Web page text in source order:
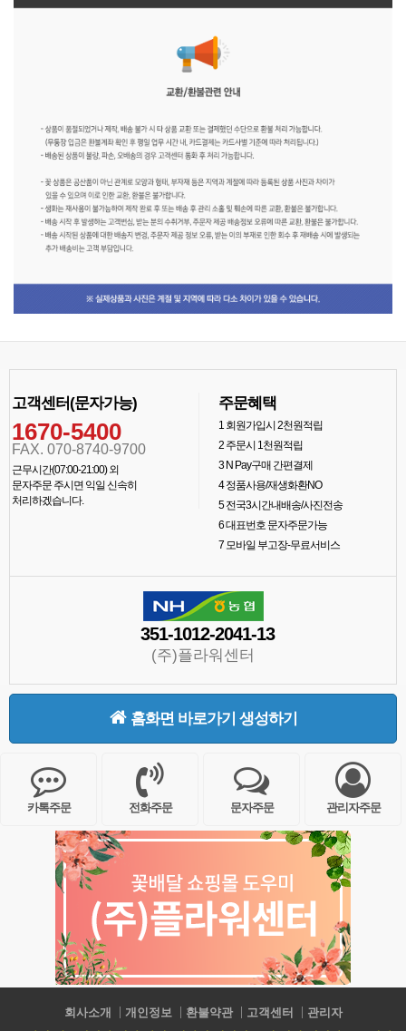
고객센터(문자가능)
1670-5400
FAX. 070-8740-9700
근무시간(07:00-21:00) 외
문자주문 주시면 익일 신속히
처리하겠습니다.
주문혜택
1회원가입시 2천원적립
2주문시 1천원적립
3N Pay구매 간편결제
4정품사용/재생화환NO
5전국3시간내배송/사진전송
6대표번호 문자주문가능
7모바일 부고장-무료서비스
351-1012-2041-13
(주)플라워센터
홈화면 바로가기 생성하기
카톡주문 전화주문 문자주문 관리자주문
회사소개 개인정보 환불약관 고객센터
관리자